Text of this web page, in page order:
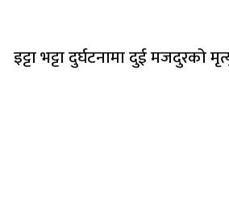
इट्टा भट्टा दुर्घटनामा दुई मजदुरको